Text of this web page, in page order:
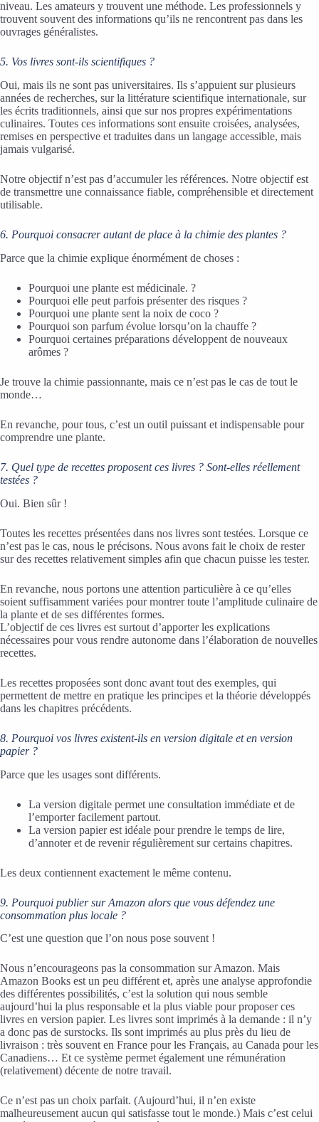
niveau. Les amateurs y trouvent une méthode. Les professionnels y
trouvent souvent des informations qu’ils ne rencontrent pas dans les
ouvrages généralistes.
5. Vos livres sont-ils scientifiques ?
Oui, mais ils ne sont pas universitaires. Ils s’appuient sur plusieurs
années de recherches, sur la littérature scientifique internationale, sur
les écrits traditionnels, ainsi que sur nos propres expérimentations
culinaires. Toutes ces informations sont ensuite croisées, analysées,
remises en perspective et traduites dans un langage accessible, mais
jamais vulgarisé.
Notre objectif n’est pas d’accumuler les références. Notre objectif est
de transmettre une connaissance fiable, compréhensible et directement
utilisable.
6. Pourquoi consacrer autant de place à la chimie des plantes ?
Parce que la chimie explique énormément de choses :
Pourquoi une plante est médicinale. ?
Pourquoi elle peut parfois présenter des risques ?
Pourquoi une plante sent la noix de coco ?
Pourquoi son parfum évolue lorsqu’on la chauffe ?
Pourquoi certaines préparations développent de nouveaux
arômes ?
Je trouve la chimie passionnante, mais ce n’est pas le cas de tout le
monde…
En revanche, pour tous, c’est un outil puissant et indispensable pour
comprendre une plante.
7. Quel type de recettes proposent ces livres ? Sont-elles réellement
testées ?
Oui. Bien sûr !
Toutes les recettes présentées dans nos livres sont testées. Lorsque ce
n’est pas le cas, nous le précisons. Nous avons fait le choix de rester
sur des recettes relativement simples afin que chacun puisse les tester.
En revanche, nous portons une attention particulière à ce qu’elles
soient suffisamment variées pour montrer toute l’amplitude culinaire de
la plante et de ses différentes formes.
L’objectif de ces livres est surtout d’apporter les explications
nécessaires pour vous rendre autonome dans l’élaboration de nouvelles
recettes.
Les recettes proposées sont donc avant tout des exemples, qui
permettent de mettre en pratique les principes et la théorie développés
dans les chapitres précédents.
8. Pourquoi vos livres existent-ils en version digitale et en version
papier ?
Parce que les usages sont différents.
La version digitale permet une consultation immédiate et de
l’emporter facilement partout.
La version papier est idéale pour prendre le temps de lire,
d’annoter et de revenir régulièrement sur certains chapitres.
Les deux contiennent exactement le même contenu.
9. Pourquoi publier sur Amazon alors que vous défendez une
consommation plus locale ?
C’est une question que l’on nous pose souvent !
Nous n’encourageons pas la consommation sur Amazon. Mais
Amazon Books est un peu différent et, après une analyse approfondie
des différentes possibilités, c’est la solution qui nous semble
aujourd’hui la plus responsable et la plus viable pour proposer ces
livres en version papier. Les livres sont imprimés à la demande : il n’y
a donc pas de surstocks. Ils sont imprimés au plus près du lieu de
livraison : très souvent en France pour les Français, au Canada pour les
Canadiens… Et ce système permet également une rémunération
(relativement) décente de notre travail.
Ce n’est pas un choix parfait. (Aujourd’hui, il n’en existe
malheureusement aucun qui satisfasse tout le monde.) Mais c’est celui